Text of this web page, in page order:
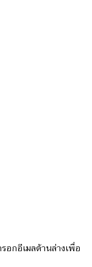
กอีเมลด้านล่างเพื่อ